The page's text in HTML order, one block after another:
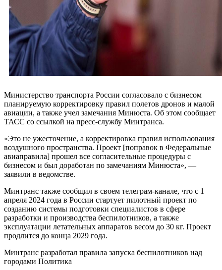
Министерство транспорта России согласовало с бизнесом
планируемую корректировку правил полетов дронов и малой
авиации, а также учел замечания Минюста. Об этом сообщает
ТАСС со ссылкой на пресс-службу Минтранса.
«Это не ужесточение, а корректировка правил использования
воздушного пространства. Проект [поправок в Федеральные
авиаправила] прошел все согласительные процедуры с
бизнесом и был доработан по замечаниям Минюста», —
заявили в ведомстве.
Минтранс также сообщил в своем телеграм-канале, что с 1
апреля 2024 года в России стартует пилотный проект по
созданию системы подготовки специалистов в сфере
разработки и производства беспилотников, а также
эксплуатации летательных аппаратов весом до 30 кг. Проект
продлится до конца 2029 года.
Минтранс разработал правила запуска беспилотников над
городами Политика